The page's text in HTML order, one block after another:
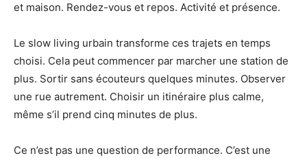
et maison. Rendez-vous et repos. Activité et présence.
Le slow living urbain transforme ces trajets en temps
choisi. Cela peut commencer par marcher une station de
plus. Sortir sans écouteurs quelques minutes. Observer
une rue autrement. Choisir un itinéraire plus calme,
même s’il prend cinq minutes de plus.
Ce n’est pas une question de performance. C’est une